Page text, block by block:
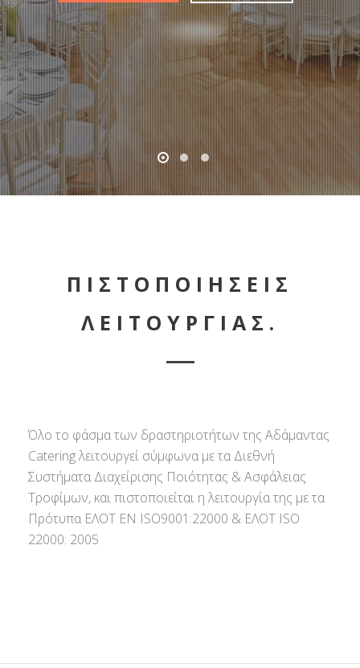
ΠΙΣΤΟΠΟΙΗΣΕΙΣ
ΛΕΙΤΟΥΡΓΙΑΣ.
Όλο το φάσμα των δραστηριοτήτων της Αδάμαντας
Catering λειτουργεί σύμφωνα με τα Διεθνή
Συστήματα Διαχείρισης Ποιότητας & Ασφάλειας
Τροφίμων, και πιστοποιείται η λειτουργία της με τα
Πρότυπα ΕΛΟΤ ΕΝ ISO9001:22000 & ΕΛΟΤ ISO
22000: 2005